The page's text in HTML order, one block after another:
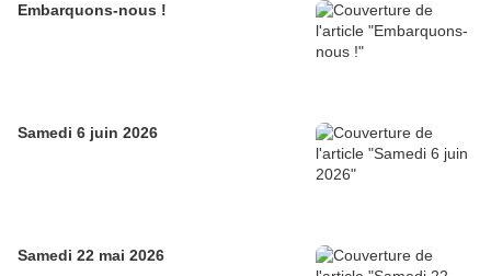
Embarquons-nous !
Samedi 6 juin 2026
Samedi 22 mai 2026